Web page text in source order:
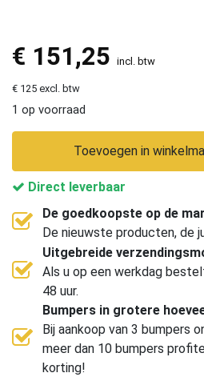
€ 151,25 incl. btw
€ 125 excl. btw
1 op voorraad
Toevoegen in
Direct leverbaar
De goedkoopste op de
De nieuwste producten, de
Uitgebreide
Als u op een werkdag
48 uur.
Bumpers in grotere
Bij aankoop van 3 bumpers
meer dan 10 bumpers
korting!